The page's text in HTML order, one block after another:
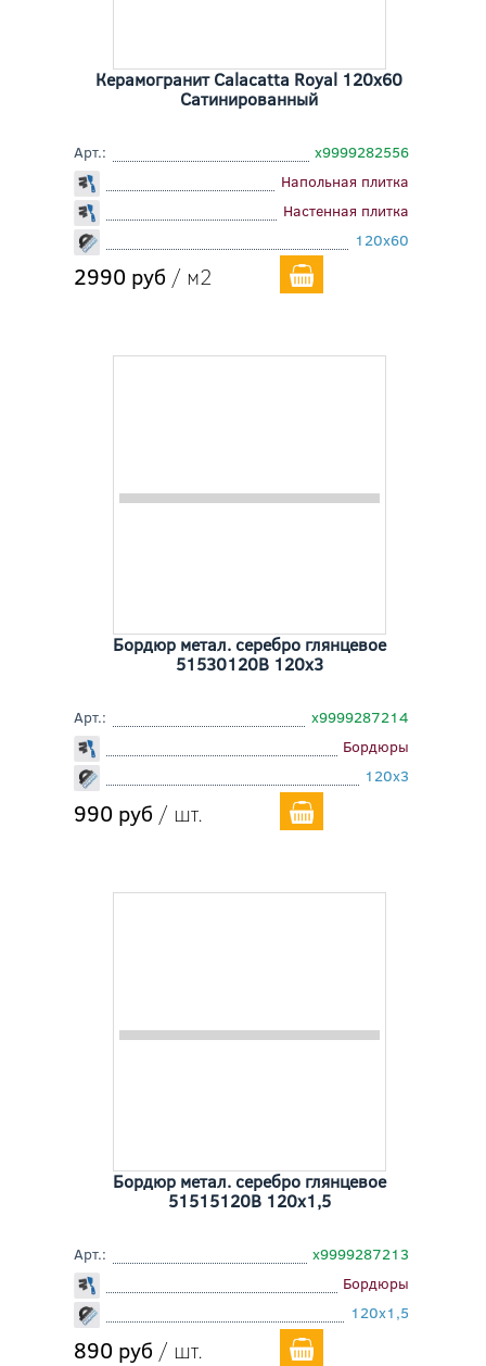
Керамогранит Calacatta Royal 120x60
Сатинированный
Арт.:
х9999282556
Напольная плитка
Настенная плитка
120x60
2990 руб / м2
Бордюр метал. серебро глянцевое
51530120B 120x3
Арт.:
х9999287214
Бордюры
120x3
990 руб / шт.
Бордюр метал. серебро глянцевое
51515120B 120x1,5
Арт.:
х9999287213
Бордюры
120x1,5
890 руб / шт.